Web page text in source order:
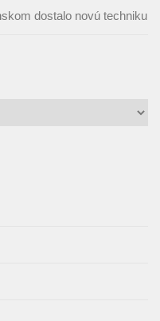
dostalo novú techniku